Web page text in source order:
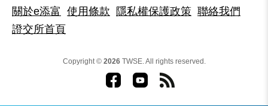
關於e添富 使用條款 隱私權保護政策 聯絡我們
證交所首頁
Copyright © 2026TWSE. All rights reserved.